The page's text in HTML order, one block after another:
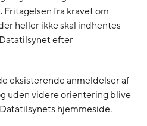
fra kravet om
heller ikke skal indhentes
efter
eksisterende anmeldelser af
uden videre orientering blive
hjemmeside.